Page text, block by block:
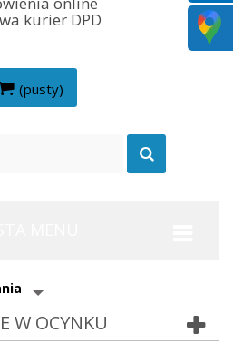
(pusty)
kurier DPD
W OCYNKU